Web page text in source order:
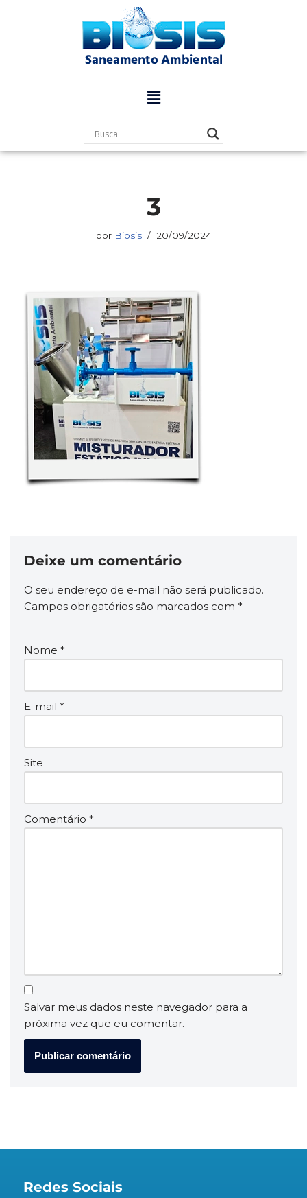
3
por Biosis 20/09/2024
Deixe um comentário
O seu endereço de e-mail não será publicado.
Campos obrigatórios são marcados com *
Nome *
E-mail *
Site
Comentário *
Salvar meus dados neste navegador para a
próxima vez que eu comentar.
Redes Sociais